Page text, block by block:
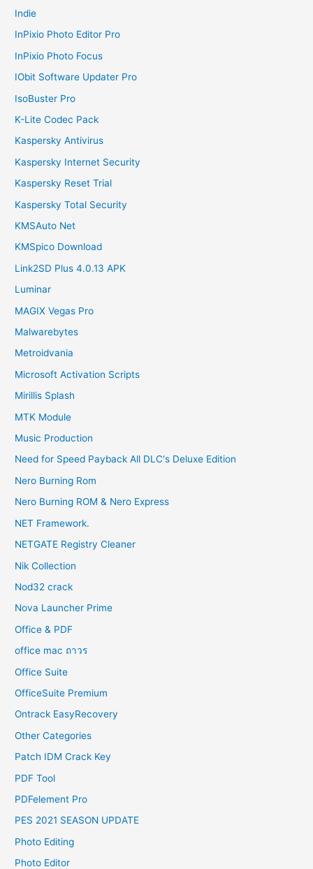
Indie
InPixio Photo Editor Pro
InPixio Photo Focus
IObit Software Updater Pro
IsoBuster Pro
K-Lite Codec Pack
Kaspersky Antivirus
Kaspersky Internet Security
Kaspersky Reset Trial
Kaspersky Total Security
KMSAuto Net
KMSpico Download
Link2SD Plus 4.0.13 APK
Luminar
MAGIX Vegas Pro
Malwarebytes
Metroidvania
Microsoft Activation Scripts
Mirillis Splash
MTK Module
Music Production
Need for Speed Payback All DLC's Deluxe Edition
Nero Burning Rom
Nero Burning ROM & Nero Express
NET Framework.
NETGATE Registry Cleaner
Nik Collection
Nod32 crack
Nova Launcher Prime
Office & PDF
office mac ถาวร
Office Suite
OfficeSuite Premium
Ontrack EasyRecovery
Other Categories
Patch IDM Crack Key
PDF Tool
PDFelement Pro
PES 2021 SEASON UPDATE
Photo Editing
Photo Editor